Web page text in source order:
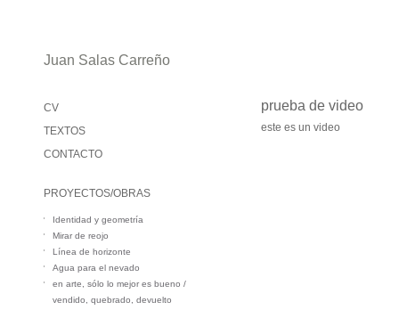
Juan Salas Carreño
CV
TEXTOS
CONTACTO
PROYECTOS/OBRAS
Identidad y geometría
Mirar de reojo
Línea de horizonte
Agua para el nevado
en arte, sólo lo mejor es bueno /
vendido, quebrado, devuelto
prueba de video
este es un video